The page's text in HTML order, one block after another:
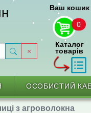
Ваш кошик
0
Каталог
товарів
ОСОБИСТИЙ
з агроволокна